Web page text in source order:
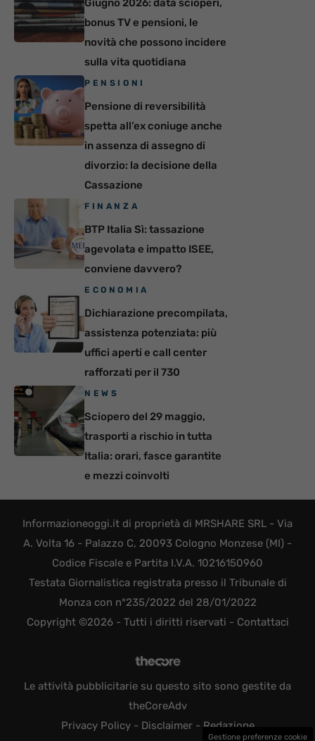
Giugno 2026: data scioperi,
bonus TV e pensioni, le
novità che possono incidere
sulla vita quotidiana
PENSIONI
Pensione di reversibilità
spetta all’ex coniuge anche
in assenza di assegno di
divorzio: la decisione della
Cassazione
FINANZA
BTP Italia Sì: tassazione
agevolata e impatto ISEE,
conviene davvero?
ECONOMIA
Dichiarazione precompilata,
assistenza potenziata: più
uffici aperti e call center
rafforzati per il 730
NEWS
Sciopero del 29 maggio,
trasporti a rischio in tutta
Italia: orari, fasce garantite
e mezzi coinvolti
Informazioneoggi.it di proprietà di MRSHARE SRL - Via
A. Volta 16 - Palazzo C, 20093 Cologno Monzese (MI) -
Codice Fiscale e Partita I.V.A. 10216150960
Testata Giornalistica registrata presso il Tribunale di
Monza con n°235/2022 del 28/01/2022
Copyright ©2026 - Tutti i diritti riservati - Contattaci
Le attività pubblicitarie su questo sito sono gestite da
theCoreAdv
Privacy Policy- Disclaimer- Redazione
Gestione preferenze cookie